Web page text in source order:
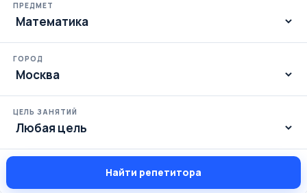
ПРЕДМЕТ
ГОРОД
ЦЕЛЬ ЗАНЯТИЙ
Найти репетитора